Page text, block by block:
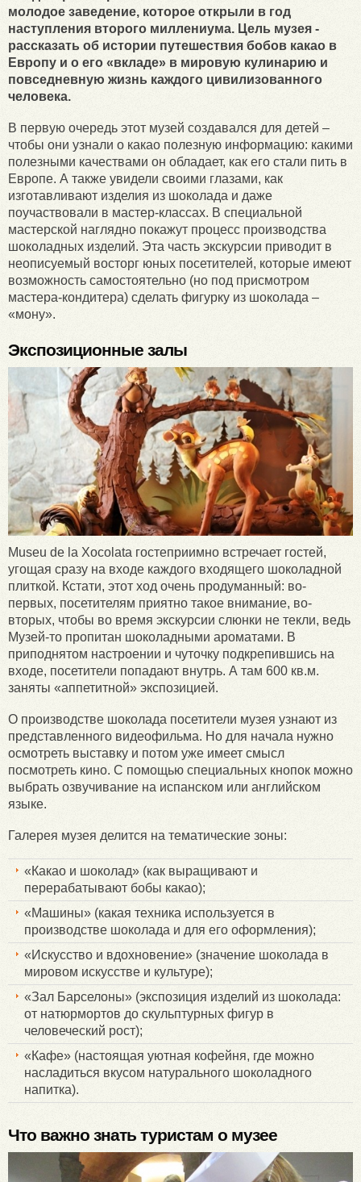
молодое заведение, которое открыли в год
наступления второго миллениума. Цель музея -
рассказать об истории путешествия бобов какао в
Европу и о его «вкладе» в мировую кулинарию и
повседневную жизнь каждого цивилизованного
человека.
В первую очередь этот музей создавался для детей –
чтобы они узнали о какао полезную информацию: какими
полезными качествами он обладает, как его стали пить в
Европе. А также увидели своими глазами, как
изготавливают изделия из шоколада и даже
поучаствовали в мастер-классах. В специальной
мастерской наглядно покажут процесс производства
шоколадных изделий. Эта часть экскурсии приводит в
неописуемый восторг юных посетителей, которые имеют
возможность самостоятельно (но под присмотром
мастера-кондитера) сделать фигурку из шоколада –
«мону».
Экспозиционные залы
Museu de la Xocolata гостеприимно встречает гостей,
угощая сразу на входе каждого входящего шоколадной
плиткой. Кстати, этот ход очень продуманный: во-
первых, посетителям приятно такое внимание, во-
вторых, чтобы во время экскурсии слюнки не текли, ведь
Музей-то пропитан шоколадными ароматами. В
приподнятом настроении и чуточку подкрепившись на
входе, посетители попадают внутрь. А там 600 кв.м.
заняты «аппетитной» экспозицией.
О производстве шоколада посетители музея узнают из
представленного видеофильма. Но для начала нужно
осмотреть выставку и потом уже имеет смысл
посмотреть кино. С помощью специальных кнопок можно
выбрать озвучивание на испанском или английском
языке.
Галерея музея делится на тематические зоны:
«Какао и шоколад» (как выращивают и
перерабатывают бобы какао);
«Машины» (какая техника используется в
производстве шоколада и для его оформления);
«Искусство и вдохновение» (значение шоколада в
мировом искусстве и культуре);
«Зал Барселоны» (экспозиция изделий из шоколада:
от натюрмортов до скульптурных фигур в
человеческий рост);
«Кафе» (настоящая уютная кофейня, где можно
насладиться вкусом натурального шоколадного
напитка).
Что важно знать туристам о музее